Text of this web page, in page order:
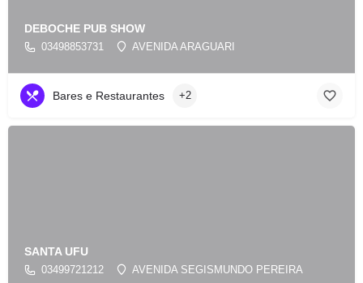
DEBOCHE PUB SHOW
03498853731 AVENIDA ARAGUARI
Bares e Restaurantes +2
SANTA UFU
03499721212 AVENIDA SEGISMUNDO PEREIRA